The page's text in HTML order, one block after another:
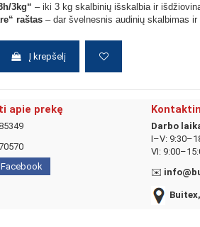
3kg“ – iki 3 kg skalbinių išskalbia ir
raštas – dar švelnesnis audinių skalbimas ir
Į krepšelį
apie prekę
Darbo
I–V:
VI:
✉️